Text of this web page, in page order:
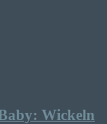
Wickeln